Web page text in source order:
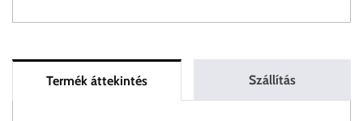
Termék áttekintés Szállítás